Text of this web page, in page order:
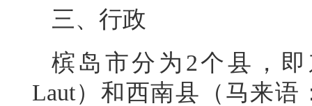
三、行政
槟岛市分为2个县，即
Laut）和西南县（马来语